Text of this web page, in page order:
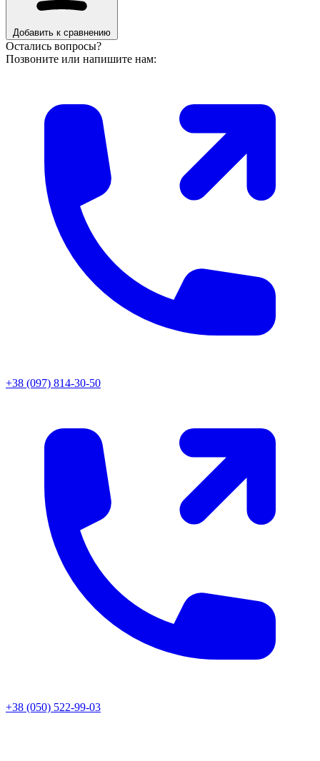
Добавить к сравнению
Остались вопросы?
Позвоните или напишите нам:
+38 (097) 814-30-50
+38 (050) 522-99-03